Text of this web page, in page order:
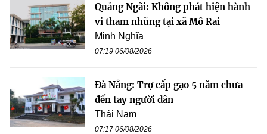
Quảng Ngãi: Không phát hiện hành
vi tham nhũng tại xã Mô Rai
Minh Nghĩa
07:19 06/08/2026
Đà Nẵng: Trợ cấp gạo 5 năm chưa
đến tay người dân
Thái Nam
07:17 06/08/2026